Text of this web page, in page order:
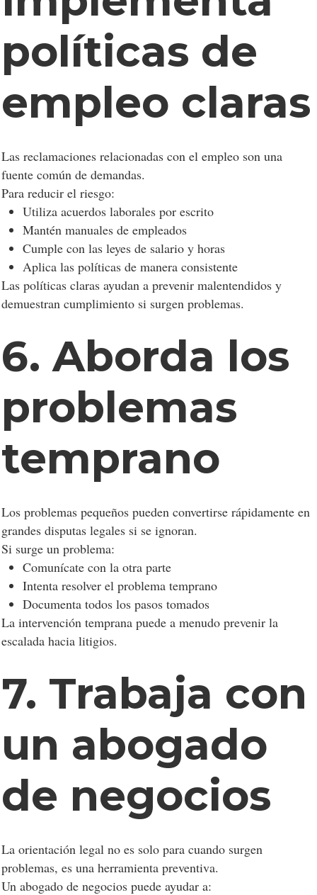
políticas de
empleo claras
Las reclamaciones relacionadas con el empleo son una
fuente común de demandas.
Para reducir el riesgo:
Utiliza acuerdos laborales por escrito
Mantén manuales de empleados
Cumple con las leyes de salario y horas
Aplica las políticas de manera consistente
Las políticas claras ayudan a prevenir malentendidos y
demuestran cumplimiento si surgen problemas.
6. Aborda los
problemas
temprano
Los problemas pequeños pueden convertirse rápidamente en
grandes disputas legales si se ignoran.
Si surge un problema:
Comunícate con la otra parte
Intenta resolver el problema temprano
Documenta todos los pasos tomados
La intervención temprana puede a menudo prevenir la
escalada hacia litigios.
7. Trabaja con
un abogado
de negocios
La orientación legal no es solo para cuando surgen
problemas, es una herramienta preventiva.
Un abogado de negocios puede ayudar a:
Consentimiento a las
cookies
Las cookies son pequeños archivos de datos
almacenados en su dispositivo mientras navega por
sitios web. Las utilizamos para mejorar la
funcionalidad del sitio, personalizar el contenido y
analizar el tráfico del sitio.
Personalizar Permitir todo